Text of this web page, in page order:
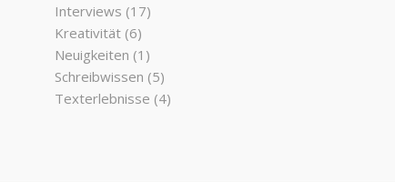
Interviews (17)
Kreativität(6)
Neuigkeiten (1)
Schreibwissen (5)
Texterlebnisse (4)